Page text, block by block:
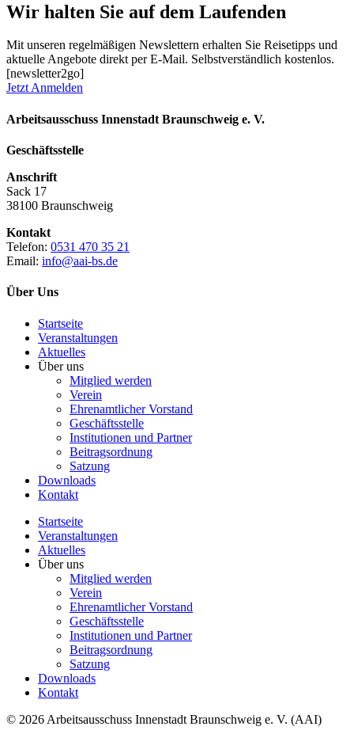
Wir halten Sie auf dem Laufenden
Mit unseren regelmäßigen Newslettern erhalten Sie Reisetipps und
aktuelle Angebote direkt per E-Mail. Selbstverständlich kostenlos.
[newsletter2go]
Jetzt Anmelden
Arbeitsausschuss Innenstadt Braunschweig e. V.
Geschäftsstelle
Anschrift
Sack 17
38100 Braunschweig
Kontakt
Telefon: 0531 470 35 21
Email: info@aai-bs.de
Über Uns
Startseite
Veranstaltungen
Aktuelles
Über uns
Mitglied werden
Verein
Ehrenamtlicher Vorstand
Geschäftsstelle
Institutionen und Partner
Beitragsordnung
Satzung
Downloads
Kontakt
Startseite
Veranstaltungen
Aktuelles
Über uns
Mitglied werden
Verein
Ehrenamtlicher Vorstand
Geschäftsstelle
Institutionen und Partner
Beitragsordnung
Satzung
Downloads
Kontakt
© 2026 Arbeitsausschuss Innenstadt Braunschweig e. V. (AAI)